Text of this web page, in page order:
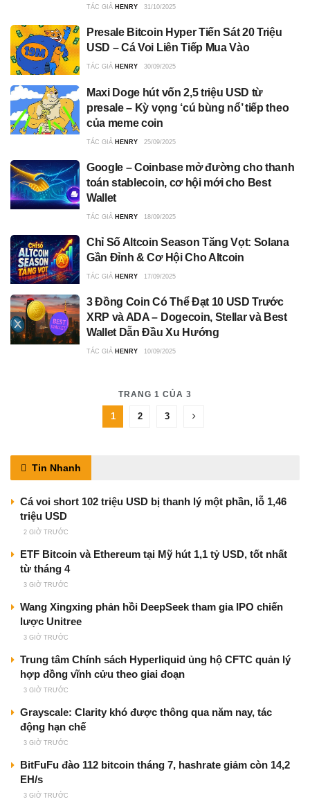
TÁC GIẢ HENRY 31/10/2025
Presale Bitcoin Hyper Tiến Sát 20 Triệu
USD – Cá Voi Liên Tiếp Mua Vào
TÁC GIẢ HENRY 30/09/2025
Maxi Doge hút vốn 2,5 triệu USD từ
presale – Kỳ vọng ‘cú bùng nổ’ tiếp theo
của meme coin
TÁC GIẢ HENRY 25/09/2025
Google – Coinbase mở đường cho thanh
toán stablecoin, cơ hội mới cho Best
Wallet
TÁC GIẢ HENRY 18/09/2025
Chỉ Số Altcoin Season Tăng Vọt: Solana
Gần Đỉnh & Cơ Hội Cho Altcoin
TÁC GIẢ HENRY 17/09/2025
3 Đồng Coin Có Thể Đạt 10 USD Trước
XRP và ADA – Dogecoin, Stellar và Best
Wallet Dẫn Đầu Xu Hướng
TÁC GIẢ HENRY 10/09/2025
TRANG 1 CỦA 3
1 2 3
Tin Nhanh
Cá voi short 102 triệu USD bị thanh lý một phần, lỗ 1,46
triệu USD
2 GIỜ TRƯỚC
ETF Bitcoin và Ethereum tại Mỹ hút 1,1 tỷ USD, tốt nhất
từ tháng 4
3 GIỜ TRƯỚC
Wang Xingxing phản hồi DeepSeek tham gia IPO chiến
lược Unitree
3 GIỜ TRƯỚC
Trung tâm Chính sách Hyperliquid ủng hộ CFTC quản lý
hợp đồng vĩnh cửu theo giai đoạn
3 GIỜ TRƯỚC
Grayscale: Clarity khó được thông qua năm nay, tác
động hạn chế
3 GIỜ TRƯỚC
BitFuFu đào 112 bitcoin tháng 7, hashrate giảm còn 14,2
EH/s
3 GIỜ TRƯỚC